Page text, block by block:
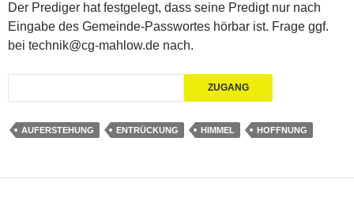
Der Prediger hat festgelegt, dass seine Predigt nur nach
Eingabe des Gemeinde-Passwortes hörbar ist. Frage ggf.
bei technik@cg-mahlow.de nach.
AUFERSTEHUNG ENTRÜCKUNG HIMMEL HOFFNUNG